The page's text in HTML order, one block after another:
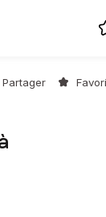
Partager